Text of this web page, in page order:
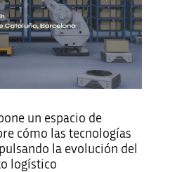
un espacio de
cómo las tecnologías
la evolución del
logístico